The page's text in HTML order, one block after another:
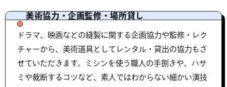
美術協力・企画監修・場所貸し
ドラマ、映画などの縫製に関する企画協力や監修・レク
チャーから、美術道具としてレンタル・貸出の協力もさ
せていただきます。ミシンを使う職人の手捌きや、ハサ
ミや裁断するコツなど、素人ではわからない細かい演技